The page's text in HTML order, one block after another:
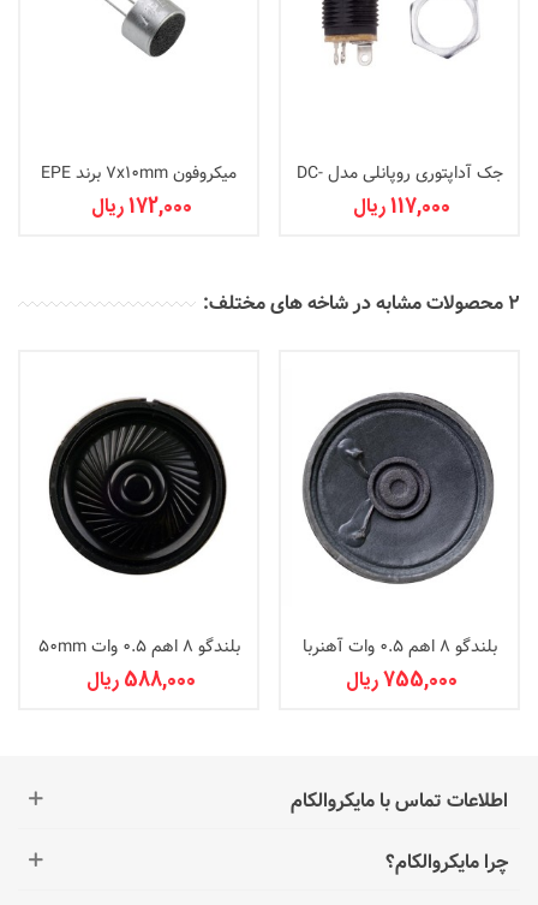
جک آداپتوری روپانلی مدل DC-
022
117,000 ریال
میکروفون 7x10mm برند EPE
172,000 ریال
2 محصولات مشابه در شاخه های مختلف:
بلندگو 8 اهم 0.5 وات آهنربا
بزرگ مدل ZX
755,000 ریال
بلندگو 8 اهم 0.5 وات 50mm
588,000 ریال
اطلاعات تماس با مایکروالکام
چرا مایکروالکام؟